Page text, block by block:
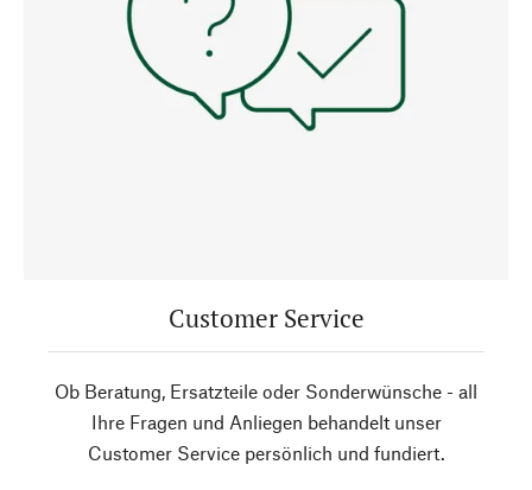
Customer Service
Ob Beratung, Ersatzteile oder Sonderwünsche - all
Ihre Fragen und Anliegen behandelt unser
Customer Service persönlich und fundiert.